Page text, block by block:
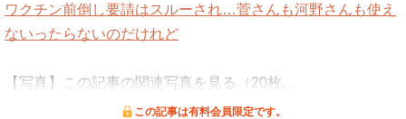
ワクチン前倒し要請はスルーされ…菅さんも河野さんも使え
ないったらないのだけれど
【写真】この記事の関連写真を見る（20枚…
この記事は有料会員限定です。